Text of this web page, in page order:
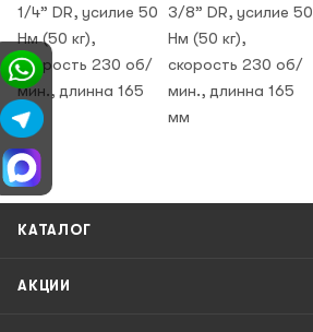
1/4” DR, усилие 50
Нм (50 кг),
скорость 230 об/
мин., длинна 165
мм.
3/8” DR, усилие 50
Нм (50 кг),
скорость 230 об/
мин., длинна 165
мм
КАТАЛОГ
АКЦИИ